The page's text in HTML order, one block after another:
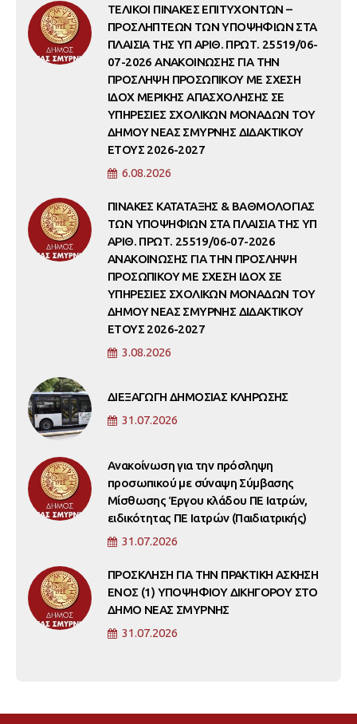
ΤΕΛΙΚΟΙ ΠΙΝΑΚΕΣ ΕΠΙΤΥΧΟΝΤΩΝ –
ΠΡΟΣΛΗΠΤΕΩΝ ΤΩΝ ΥΠΟΨΗΦΙΩΝ ΣΤΑ
ΠΛΑΙΣΙΑ ΤΗΣ ΥΠ ΑΡΙΘ. ΠΡΩΤ. 25519/06-
07-2026 ΑΝΑΚΟΙΝΩΣΗΣ ΓΙΑ ΤΗΝ
ΠΡΟΣΛΗΨΗ ΠΡΟΣΩΠΙΚΟΥ ΜΕ ΣΧΕΣΗ
ΙΔΟΧ ΜΕΡΙΚΗΣ ΑΠΑΣΧΟΛΗΣΗΣ ΣΕ
ΥΠΗΡΕΣΙΕΣ ΣΧΟΛΙΚΩΝ ΜΟΝΑΔΩΝ ΤΟΥ
ΔΗΜΟΥ ΝΕΑΣ ΣΜΥΡΝΗΣ ΔΙΔΑΚΤΙΚΟΥ
ΕΤΟΥΣ 2026-2027
6.08.2026
ΠΙΝΑΚΕΣ ΚΑΤΑΤΑΞΗΣ & ΒΑΘΜΟΛΟΓΙΑΣ
ΤΩΝ ΥΠΟΨΗΦΙΩΝ ΣΤΑ ΠΛΑΙΣΙΑ ΤΗΣ ΥΠ
ΑΡΙΘ. ΠΡΩΤ. 25519/06-07-2026
ΑΝΑΚΟΙΝΩΣΗΣ ΓΙΑ ΤΗΝ ΠΡΟΣΛΗΨΗ
ΠΡΟΣΩΠΙΚΟΥ ΜΕ ΣΧΕΣΗ ΙΔΟΧ ΣΕ
ΥΠΗΡΕΣΙΕΣ ΣΧΟΛΙΚΩΝ ΜΟΝΑΔΩΝ ΤΟΥ
ΔΗΜΟΥ ΝΕΑΣ ΣΜΥΡΝΗΣ ΔΙΔΑΚΤΙΚΟΥ
ΕΤΟΥΣ 2026-2027
3.08.2026
ΔΙΕΞΑΓΩΓΗ ΔΗΜΟΣΙΑΣ ΚΛΗΡΩΣΗΣ
31.07.2026
Ανακοίνωση για την πρόσληψη
προσωπικού με σύναψη Σύμβασης
Μίσθωσης Έργου κλάδου ΠΕ Ιατρών,
ειδικότητας ΠΕ Ιατρών (Παιδιατρικής)
31.07.2026
ΠΡΟΣΚΛΗΣΗ ΓΙΑ ΤΗΝ ΠΡΑΚΤΙΚΗ ΑΣΚΗΣΗ
ΕΝΟΣ (1) ΥΠΟΨΗΦΙΟΥ ΔΙΚΗΓΟΡΟΥ ΣΤΟ
ΔΗΜΟ ΝΕΑΣ ΣΜΥΡΝΗΣ
31.07.2026